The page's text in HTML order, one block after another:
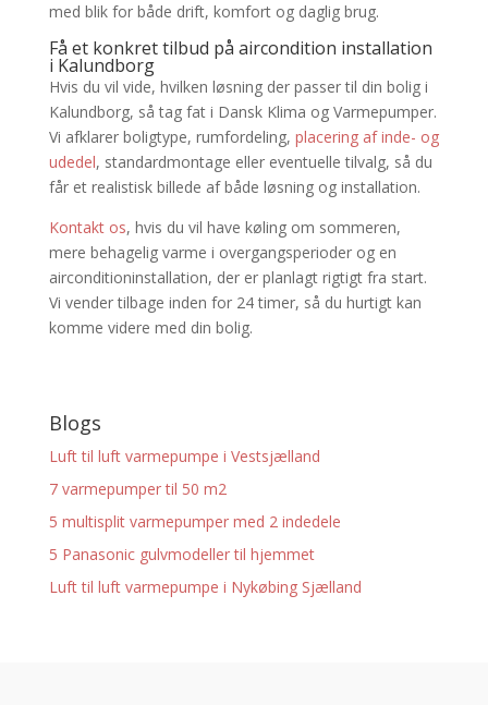
med blik for både drift, komfort og daglig brug.
Få et konkret tilbud på aircondition installation
i Kalundborg
Hvis du vil vide, hvilken løsning der passer til din bolig i
Kalundborg, så tag fat i Dansk Klima og Varmepumper.
Vi afklarer boligtype, rumfordeling, placering af inde- og
udedel, standardmontage eller eventuelle tilvalg, så du
får et realistisk billede af både løsning og installation.
Kontakt os, hvis du vil have køling om sommeren,
mere behagelig varme i overgangsperioder og en
airconditioninstallation, der er planlagt rigtigt fra start.
Vi vender tilbage inden for 24 timer, så du hurtigt kan
komme videre med din bolig.
Blogs
Luft til luft varmepumpe i Vestsjælland
7 varmepumper til 50 m2
5 multisplit varmepumper med 2 indedele
5 Panasonic gulvmodeller til hjemmet
Luft til luft varmepumpe i Nykøbing Sjælland